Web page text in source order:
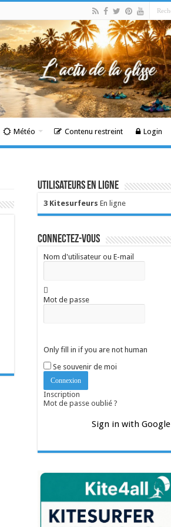
Météo Contenu restreint Login
Utilisateurs en ligne
3 Kitesurfeurs En ligne
Connectez-vous
Nom d'utilisateur ou E-mail
Mot de passe
Only fill in if you are not human
Se souvenir de moi
Inscription
Mot de passe oublié ?
Sign in with Google